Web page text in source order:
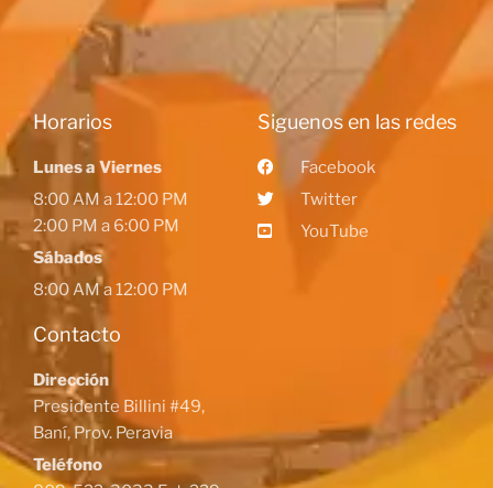
Horarios
Lunes a Viernes
8:00 AM a 12:00 PM
2:00 PM a 6:00 PM
Sábados
8:00 AM a 12:00 PM
Contacto
Dirección
Presidente Billini #49,
Baní, Prov. Peravia
Teléfono
Siguenos en las redes
Facebook
Twitter
YouTube